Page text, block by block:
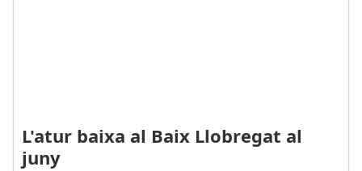
L'atur baixa al Baix Llobregat al
juny